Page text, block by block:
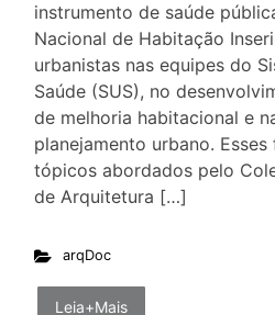
instrumento de saúde
Nacional de Habitação
urbanistas nas equipes do
Saúde (SUS), no
de melhoria habitacional e
planejamento urbano.
tópicos abordados pelo
de Arquitetura […]
arqDoc
Leia+Mais